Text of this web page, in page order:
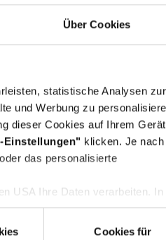
Über Cookies
statistische Analysen zur
und Werbung zu
dieser Cookies auf Ihrem
Einstellungen" klicken. Je nach
das personalisierte
USA Ihre Daten verarbeiten. In
werden.
Cookies für